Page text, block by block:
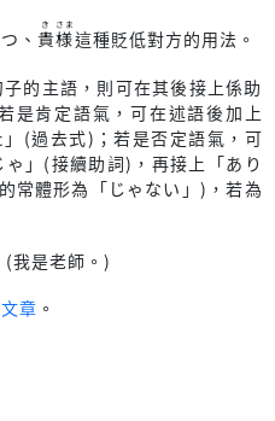
、 貴
き
様
さま
這種貶低對方的用法。
的主語，則可在其後接上係助
是肯定語氣，可在述語後加上
」(過去式)；若是否定語氣，可
」(接續助詞)，再接上「あり
常體形為「じゃない」)，若為
我是老師。)
章 。